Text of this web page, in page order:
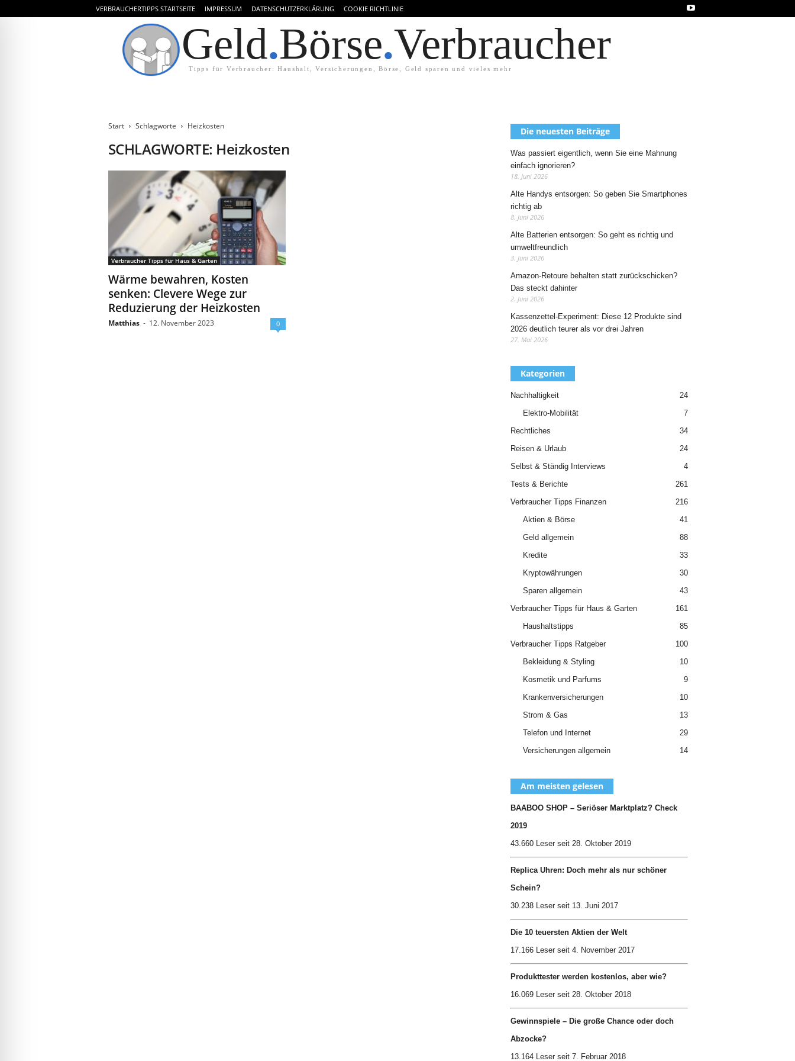
VERBRAUCHERTIPPS STARTSEITE IMPRESSUM DATENSCHUTZERKLÄRUNG COOKIE RICHTLINIE
Geld.Börse.Verbraucher
Tipps für Verbraucher: Haushalt, Versicherungen, Börse, Geld sparen und vieles mehr
Start Schlagworte Heizkosten
SCHLAGWORTE: Heizkosten
Verbraucher Tipps für Haus & Garten
Wärme bewahren, Kosten
senken: Clevere Wege zur
Reduzierung der Heizkosten
Matthias - 12. November 2023 0
Die neuesten Beiträge
Was passiert eigentlich, wenn Sie eine Mahnung
einfach ignorieren?
18. Juni 2026
Alte Handys entsorgen: So geben Sie Smartphones
richtig ab
8. Juni 2026
Alte Batterien entsorgen: So geht es richtig und
umweltfreundlich
3. Juni 2026
Amazon-Retoure behalten statt zurückschicken?
Das steckt dahinter
2. Juni 2026
Kassenzettel-Experiment: Diese 12 Produkte sind
2026 deutlich teurer als vor drei Jahren
27. Mai 2026
Kategorien
Nachhaltigkeit
24
Elektro-Mobilität
7
Rechtliches
34
Reisen & Urlaub
24
Selbst & Ständig Interviews
4
Tests & Berichte
261
Verbraucher Tipps Finanzen
216
Aktien & Börse
41
Geld allgemein
88
Kredite
33
Kryptowährungen
30
Sparen allgemein
43
Verbraucher Tipps für Haus & Garten
161
Haushaltstipps
85
Verbraucher Tipps Ratgeber
100
Bekleidung & Styling
10
Kosmetik und Parfums
9
Krankenversicherungen
10
Strom & Gas
13
Telefon und Internet
29
Versicherungen allgemein
14
Am meisten gelesen
BAABOO SHOP – Seriöser Marktplatz? Check
2019
43.660 Leser seit 28. Oktober 2019
Replica Uhren: Doch mehr als nur schöner
Schein?
30.238 Leser seit 13. Juni 2017
Die 10 teuersten Aktien der Welt
17.166 Leser seit 4. November 2017
Produkttester werden kostenlos, aber wie?
16.069 Leser seit 28. Oktober 2018
Gewinnspiele – Die große Chance oder doch
Abzocke?
13.164 Leser seit 7. Februar 2018